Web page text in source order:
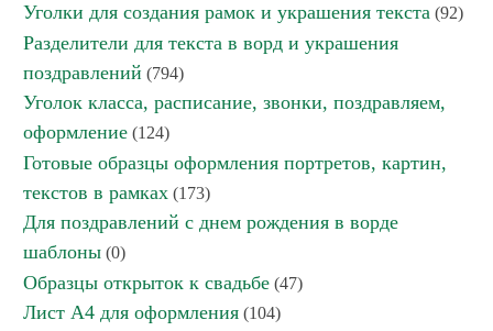
Уголки для создания рамок и украшения текста (92)
Разделители для текста в ворд и украшения
поздравлений (794)
Уголок класса, расписание, звонки, поздравляем,
оформление (124)
Готовые образцы оформления портретов, картин,
текстов в рамках (173)
Для поздравлений с днем рождения в ворде
шаблоны (0)
Образцы открыток к свадьбе (47)
Лист А4 для оформления (104)